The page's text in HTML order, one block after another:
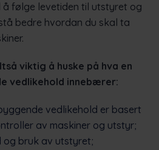
å følge levetiden til utstyret og
bedre hvordan du skal ta
viktig å huske på hva en
vedlikehold innebærer:
vedlikehold er basert
av maskiner og utstyr;
og bruk av utstyret;